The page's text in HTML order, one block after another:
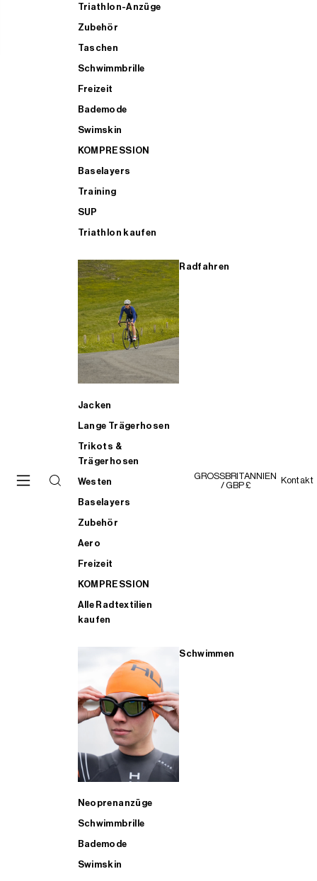
Triathlon-Anzüge
Zubehör
Taschen
Schwimmbrille
Freizeit
Bademode
Swimskin
KOMPRESSION
Baselayers
Training
SUP
Triathlon kaufen
Radfahren
Jacken
Lange Trägerhosen
Trikots &
Trägerhosen
Westen
Baselayers
Zubehör
Aero
Freizeit
KOMPRESSION
Alle Radtextilien
kaufen
Schwimmen
Neoprenanzüge
Schwimmbrille
Bademode
Swimskin
GROSSBRITANNIEN
/ GBP £
Kontakt